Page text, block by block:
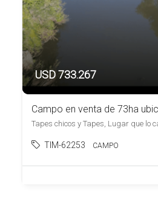
USD 733.267
TIM-62253 CAMPO